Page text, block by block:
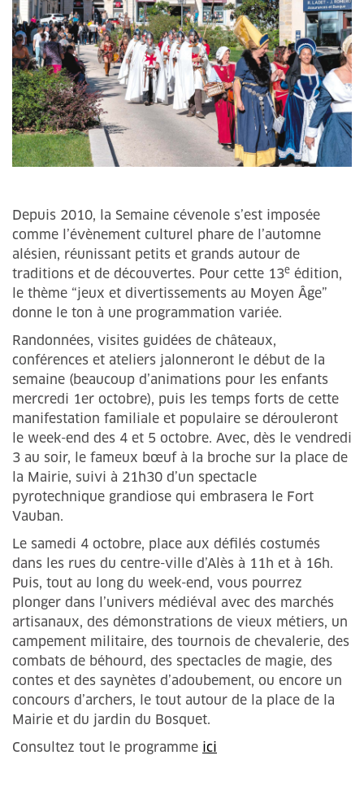
Depuis 2010, la Semaine cévenole s’est imposée
comme l’évènement culturel phare de l’automne
alésien, réunissant petits et grands autour de
traditions et de découvertes. Pour cette 13e édition,
le thème “jeux et divertissements au Moyen Âge”
donne le ton à une programmation variée.
Randonnées, visites guidées de châteaux,
conférences et ateliers jalonneront le début de la
semaine (beaucoup d’animations pour les enfants
mercredi 1er octobre), puis les temps forts de cette
manifestation familiale et populaire se dérouleront
le week-end des 4 et 5 octobre. Avec, dès le vendredi
3 au soir, le fameux bœuf à la broche sur la place de
la Mairie, suivi à 21h30 d’un spectacle
pyrotechnique grandiose qui embrasera le Fort
Vauban.
Le samedi 4 octobre, place aux défilés costumés
dans les rues du centre-ville d’Alès à 11h et à 16h.
Puis, tout au long du week-end, vous pourrez
plonger dans l’univers médiéval avec des marchés
artisanaux, des démonstrations de vieux métiers, un
campement militaire, des tournois de chevalerie, des
combats de béhourd, des spectacles de magie, des
contes et des saynètes d’adoubement, ou encore un
concours d’archers, le tout autour de la place de la
Mairie et du jardin du Bosquet.
Consultez tout le programme ici